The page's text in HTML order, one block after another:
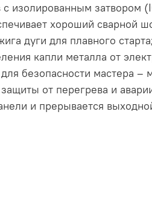
изолированным затвором
хороший сварной
дуги для плавного
капли металла от
безопасности мастера
от перегрева и
и прерывается